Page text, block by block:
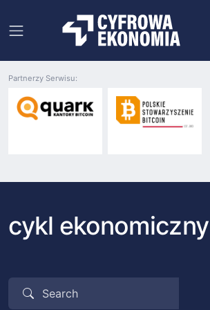
Partnerzy Serwisu:
cykl ekonomiczny